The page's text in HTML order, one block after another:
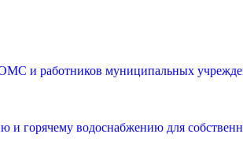
и работников муниципальных
и горячему водоснабжению для